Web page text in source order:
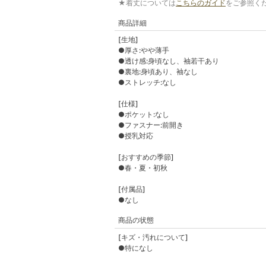
★着丈についてはこちらのガイドをご参照く
商品詳細
[生地]
●厚さ:やや薄手
●透け感:身頃なし、袖若干あり
●裏地:身頃あり、袖なし
●ストレッチ:なし
[仕様]
●ポケット:なし
●ファスナー:前開き
●授乳対応
[おすすめの季節]
●春・夏・初秋
[付属品]
●なし
商品の状態
[キズ・汚れについて]
●特になし